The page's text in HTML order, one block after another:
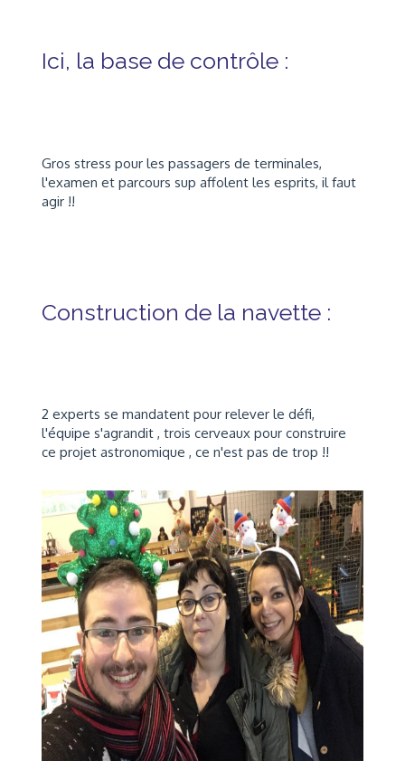
Ici, la base de contrôle :
Gros stress pour les passagers de terminales,
l'examen et parcours sup affolent les esprits, il faut
agir !!
Construction de la navette :
2 experts se mandatent pour relever le défi,
l'équipe s'agrandit , trois cerveaux pour construire
ce projet astronomique , ce n'est pas de trop !!